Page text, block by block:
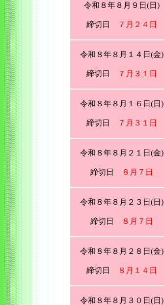
令和８年８月９日(日)
締切日 ７月２４日
令和８年８月１４日(金)
締切日 ７月３１日
令和８年８月１６日(日)
締切日 ７月３１日
令和８年８月２１日(金)
締切日 ８月７日
令和８年８月２３日(日)
締切日 ８月７日
令和８年８月２８日(金)
締切日 ８月１４日
令和８年８月３０日(日)